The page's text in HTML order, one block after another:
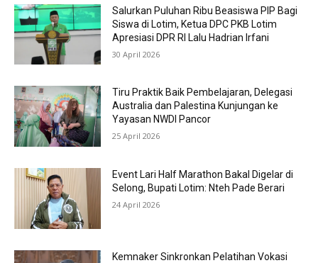
Salurkan Puluhan Ribu Beasiswa PIP Bagi
Siswa di Lotim, Ketua DPC PKB Lotim
Apresiasi DPR RI Lalu Hadrian Irfani
30 April 2026
Tiru Praktik Baik Pembelajaran, Delegasi
Australia dan Palestina Kunjungan ke
Yayasan NWDI Pancor
25 April 2026
Event Lari Half Marathon Bakal Digelar di
Selong, Bupati Lotim: Nteh Pade Berari
24 April 2026
Kemnaker Sinkronkan Pelatihan Vokasi